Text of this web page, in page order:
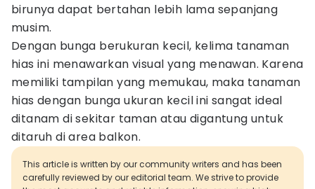
birunya dapat bertahan lebih lama sepanjang
musim.
Dengan bunga berukuran kecil, kelima tanaman
hias ini menawarkan visual yang menawan. Karena
memiliki tampilan yang memukau, maka tanaman
hias dengan bunga ukuran kecil ini sangat ideal
ditanam di sekitar taman atau digantung untuk
ditaruh di area balkon.
This article is written by our community writers and has been
carefully reviewed by our editorial team. We strive to provide